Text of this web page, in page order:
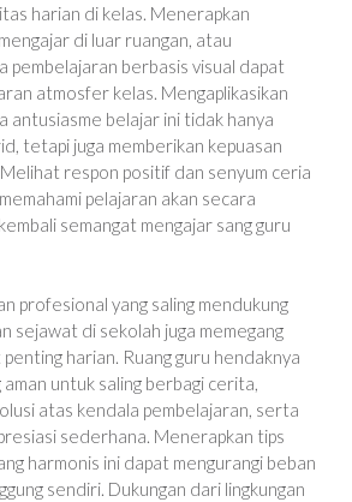
harian di kelas. Menerapkan
di luar ruangan, atau
pembelajaran berbasis visual dapat
atmosfer kelas. Mengaplikasikan
antusiasme belajar ini tidak hanya
tetapi juga memberikan kepuasan
respon positif dan senyum ceria
pelajaran akan secara
semangat mengajar sang guru
profesional yang saling mendukung
sejawat di sekolah juga memegang
harian. Ruang guru hendaknya
untuk saling berbagi cerita,
atas kendala pembelajaran, serta
sederhana. Menerapkan tips
harmonis ini dapat mengurangi beban
sendiri. Dukungan dari lingkungan